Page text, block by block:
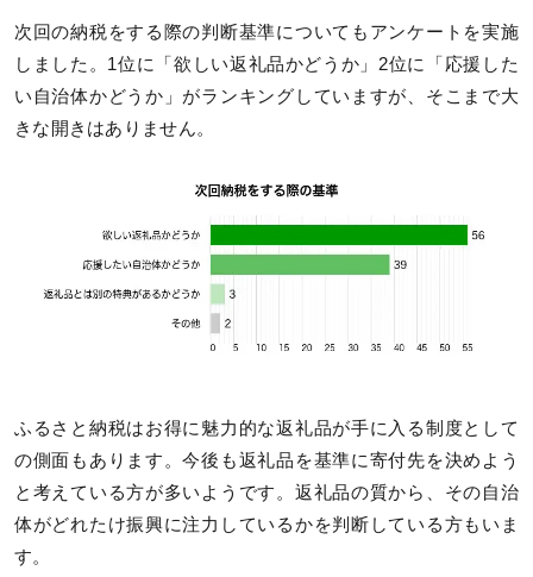
次回の納税をする際の判断基準についてもアンケートを実施
しました。1位に「欲しい返礼品かどうか」2位に「応援した
い自治体かどうか」がランキングしていますが、そこまで大
きな開きはありません。
ふるさと納税はお得に魅力的な返礼品が手に入る制度として
の側面もあります。今後も返礼品を基準に寄付先を決めよう
と考えている方が多いようです。返礼品の質から、その自治
体がどれたけ振興に注力しているかを判断している方もいま
す。